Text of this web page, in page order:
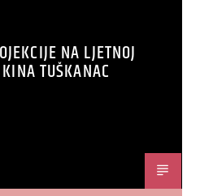
NA LJETNOJ
TUŠKANAC